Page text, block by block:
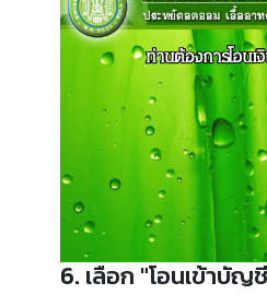
6. เลือก "โอนเข้าบั